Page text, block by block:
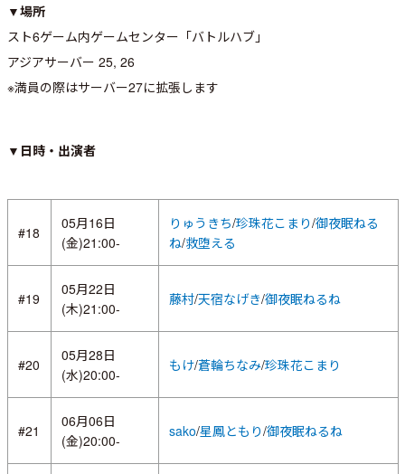
▼場所
スト6ゲーム内ゲームセンター「バトルハブ」
アジアサーバー 25, 26
※満員の際はサーバー27に拡張します
▼日時・出演者
#18
05月16日
(金)21:00-
りゅうきち/珍珠花こまり/御夜眠ねる
ね/救堕える
#19
05月22日
(木)21:00-
藤村/天宿なげき/御夜眠ねるね
#20
05月28日
(水)20:00-
もけ/蒼輪ちなみ/珍珠花こまり
#21
06月06日
(金)20:00-
sako/星鳳ともり/御夜眠ねるね